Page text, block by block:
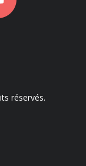
réservés.